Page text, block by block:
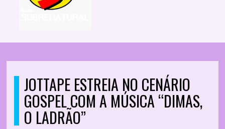
JOTTAPE ESTREIA NO CENÁRIO
GOSPEL COM A MÚSICA “DIMAS,
O LADRÃO”